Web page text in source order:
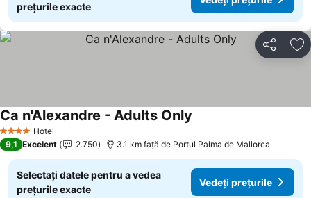
prețurile exacte
Distribuiți
4 Stele Hotel
Ca n'Alexandre - Adults Only
9,1 Excelent 2.750 3.1 km faţă de Portul Palma de Mallorca
Selectați datele pentru a vedea
prețurile exacte
Vedeți prețurile